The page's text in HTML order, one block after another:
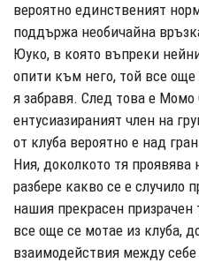
вероятно единственият
поддържа необичайна
Юуко, в която въпреки
опити към него, той все
я забравя. След това е Момо
ентусиазираният член на
от клуба вероятно е над
Ния, доколкото тя проявява
разбере какво се е случило
нашия прекрасен
все още се мотае из клуба,
взаимодействия между